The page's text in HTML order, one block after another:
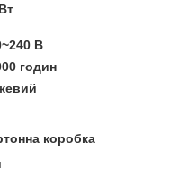
В
годин
коробка